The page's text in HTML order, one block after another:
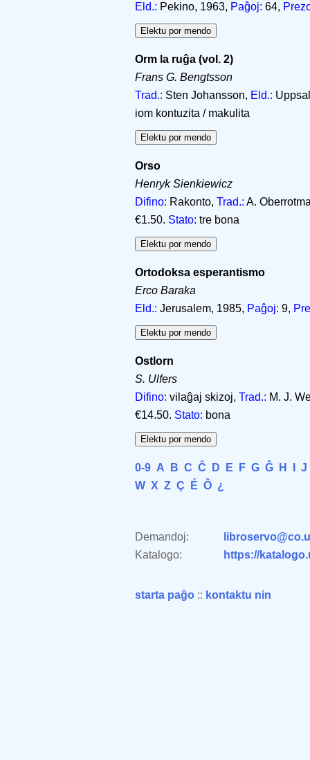
Eld.: Pekino, 1963, Paĝoj: 64,
Orm la ruĝa (vol. 2)
Frans G. Bengtsson
Trad.: Sten Johansson, Eld.:
iom kontuzita / makulita
Orso
Henryk Sienkiewicz
Difino: Rakonto, Trad.: A.
€1.50. Stato: tre bona
Ortodoksa esperantismo
Erco Baraka
Eld.: Jerusalem, 1985, Paĝoj: 9,
Ostlorn
S. Ulfers
Difino: vilaĝaj skizoj, Trad.: M. J.
€14.50. Stato: bona
0-9 A B C Ĉ D E F G Ĝ H
J
W X Z Ç É Ô ¿
Demandoj:
Katalogo:
https://
starta paĝo :: kontaktu nin